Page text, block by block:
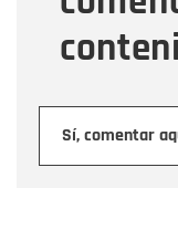
Sí, comentar